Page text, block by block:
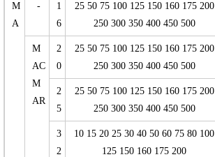
M
A
-
1
6
25 50 75 100 125 150 160 175 200
250 300 350 400 450 500
M
AC
M
AR
2
0
25 50 75 100 125 150 160 175 200
250 300 350 400 450 500
2
5
25 50 75 100 125 150 160 175 200
250 300 350 400 450 500
3
2
10 15 20 25 30 40 50 60 75 80 100
125 150 160 175 200